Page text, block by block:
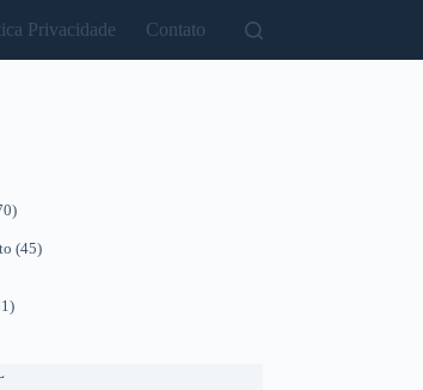
Privacidade Contato
(45)